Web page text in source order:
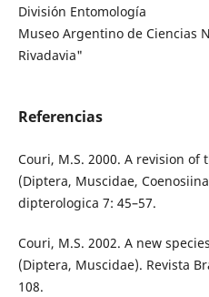
División Entomología
Museo Argentino de Ciencias
Rivadavia"
Referencias
Couri, M.S. 2000. A revision of
(Diptera, Muscidae,
dipterologica 7: 45–57.
Couri, M.S. 2002. A new
(Diptera, Muscidae). Revista
108.